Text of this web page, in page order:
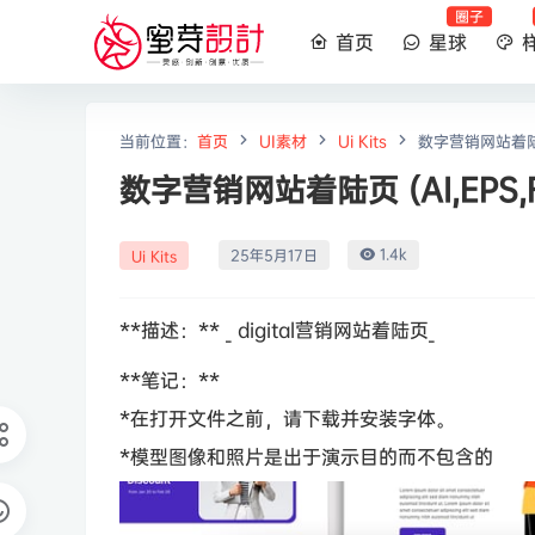
首页 星球
圈子
当前位置： 首页 UI素材 Ui Kits 数字营销网站着
数字营销网站着陆页
Ui Kits 25年5月17日 1.4k
**描述：** _ digital营销网站着陆页_
**笔记：**
*在打开文件之前，请下载并安装字体。
*模型图像和照片是出于演示目的而不包含的